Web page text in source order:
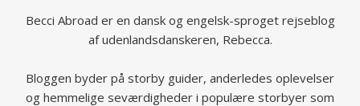
Becci Abroad er en dansk og engelsk-sproget rejseblog
af udenlandsdanskeren, Rebecca.
Bloggen byder på storby guider, anderledes oplevelser
og hemmelige seværdigheder i populære storbyer som